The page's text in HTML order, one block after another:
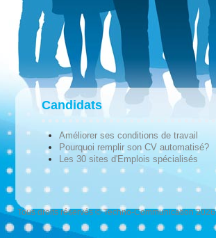
Candidats
Améliorer ses conditions de travail
Pourquoi remplir son CV automatisé?
Les 30 sites d'Emplois spécialisés
Tous droits réservés © Techno-Communication 2026